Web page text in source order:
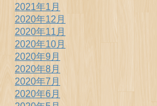
2021年1月
2020年12月
2020年11月
2020年10月
2020年9月
2020年8月
2020年7月
2020年6月